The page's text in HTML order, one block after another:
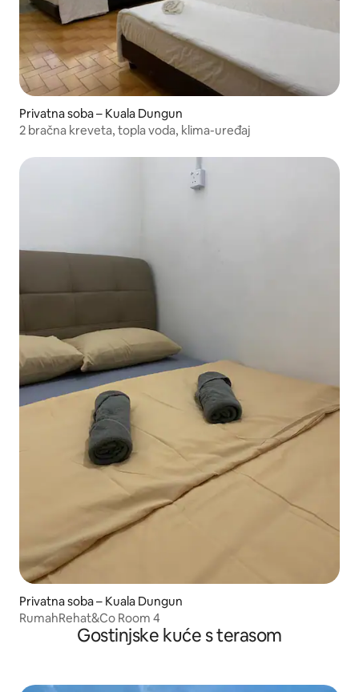
Privatna soba – Kuala Dungun
2 bračna kreveta, topla voda, klima-uređaj
Privatna soba – Kuala Dungun
RumahRehat&Co Room 4
Gostinjske kuće s terasom